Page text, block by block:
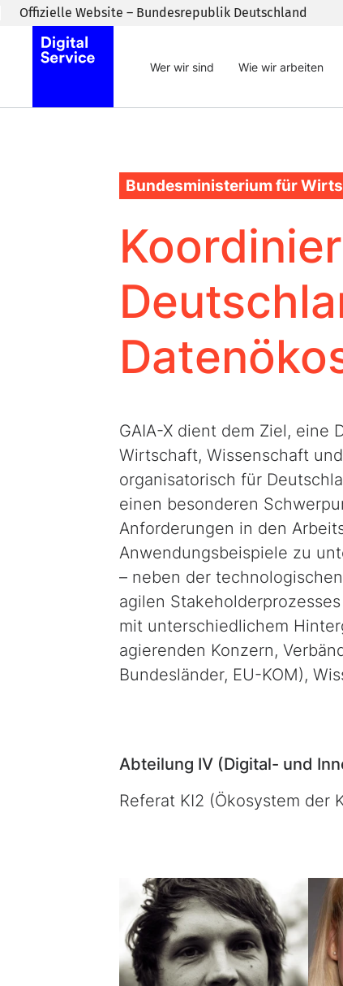
Zum Inhaltsbereich wechseln
Offizielle Website – Bundesrepublik Deutschland
Wer wir sind Wie wir arbeiten
Bundesministerium für
GAIA-X dient dem Ziel, eine
Wirtschaft, Wissenschaft
organisatorisch für
einen besonderen
Anforderungen in den
Anwendungsbeispiele zu
– neben der
agilen
mit unterschiedlichem
agierenden Konzern,
Bundesländer, EU-KOM),
Abteilung IV (Digital- und
Referat KI2 (Ökosystem der